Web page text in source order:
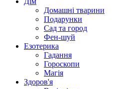
Домашні тварини
Подарунки
Сад та город
Фен-шуй
Езотерика
Гадання
Гороскопи
Магія
Здоров'я